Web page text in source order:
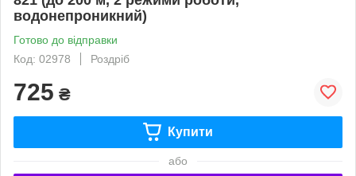
водонепроникний)
Готово до відправки
Код: 02978
Роздріб
725 ₴
Купити
або